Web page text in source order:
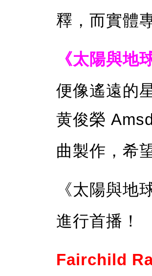
釋，而實體
《太陽與地
便像遙遠的
黄俊榮
曲製作，希
《太陽與地
進行首播！
Fairchild